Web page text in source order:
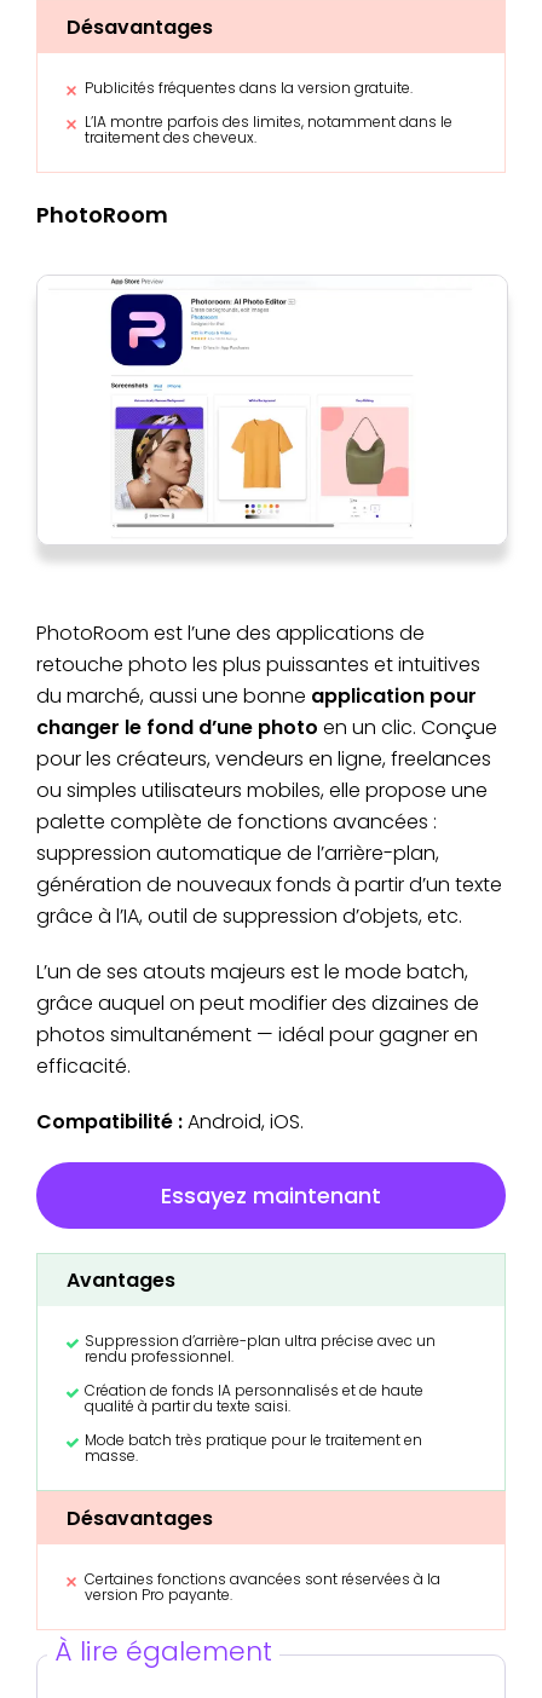
Désavantages
Publicités fréquentes dans la version gratuite.
L’IA montre parfois des limites, notamment dans le
traitement des cheveux.
PhotoRoom
PhotoRoom est l’une des applications de
retouche photo les plus puissantes et intuitives
du marché, aussi une bonne application pour
changer le fond d’une photo en un clic. Conçue
pour les créateurs, vendeurs en ligne, freelances
ou simples utilisateurs mobiles, elle propose une
palette complète de fonctions avancées :
suppression automatique de l’arrière-plan,
génération de nouveaux fonds à partir d’un texte
grâce à l’IA, outil de suppression d’objets, etc.
L’un de ses atouts majeurs est le mode batch,
grâce auquel on peut modifier des dizaines de
photos simultanément — idéal pour gagner en
efficacité.
Compatibilité :Android, iOS.
Essayez maintenant
Avantages
Suppression d’arrière-plan ultra précise avec un
rendu professionnel.
Création de fonds IA personnalisés et de haute
qualité à partir du texte saisi.
Mode batch très pratique pour le traitement en
masse.
Désavantages
Certaines fonctions avancées sont réservées à la
version Pro payante.
À lire également